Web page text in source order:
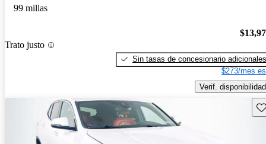
99 millas
Trato justo
Sin tasas de concesionario adicionales
$273/mes
Verif. disponibilidad